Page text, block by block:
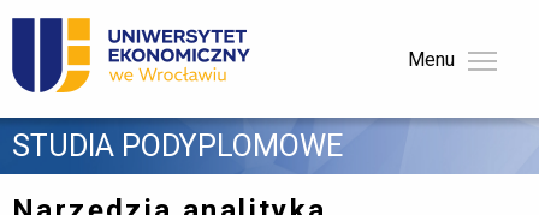
Menu
STUDIA PODYPLOMOWE